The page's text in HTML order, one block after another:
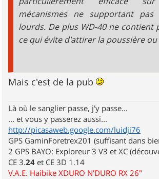
mécanismes ne supportant
lourds. De plus WD-40 ne contient
ce qui évite d'attirer la poussière ou
Mais c'est de la pub
Là où le sanglier passe, j'y passe...
... et vous y passerez aussi...
http://picasaweb.google.com/luidji76
GPS GaminForetrex201 (suffisant dans
2 GPS BAYO: Exploreur 3 V3 et XC
CE 3.24 et CE 3D 1.14
V.A.E. Haibike XDURO N'DURO RX 26"